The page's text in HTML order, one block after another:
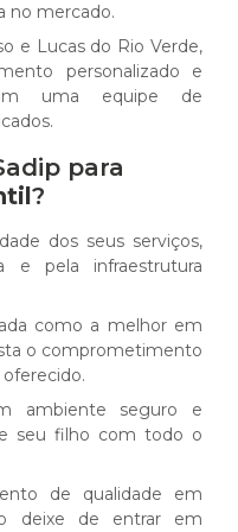
no mercado.
e Lucas do Rio Verde,
personalizado e
uma equipe de
para
?
dos seus serviços,
e pela infraestrutura
como a melhor em
o comprometimento
ambiente seguro e
seu filho com todo o
de qualidade em
deixe de entrar em